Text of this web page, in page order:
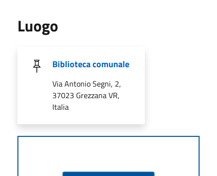
Luogo
Biblioteca comunale
Via Antonio Segni, 2,
37023 Grezzana VR,
Italia